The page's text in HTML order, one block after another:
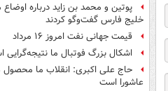
پوتین و محمد بن زاید درباره
خلیج فارس گفت‌وگو کردند
قیمت جهانی نفت امروز ۱۶ مرداد
اشکال بزرگ فوتبال ما نتیجه‌گرایی
حاج علی اکبری: انقلاب ما
عاشورا است